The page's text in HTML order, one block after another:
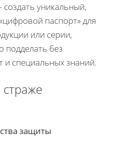
создать уникальный,
паспорт» для
или серии,
подделать без
и специальных знаний.
защиты